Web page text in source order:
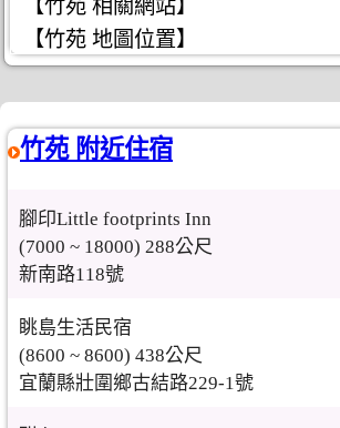
【竹苑 相關網站】
【竹苑 地圖位置】
竹苑 附近住宿
腳印Little footprints Inn
(7000 ~ 18000) 288公尺
新南路118號
眺島生活民宿
(8600 ~ 8600) 438公尺
宜蘭縣壯圍鄉古結路229-1號